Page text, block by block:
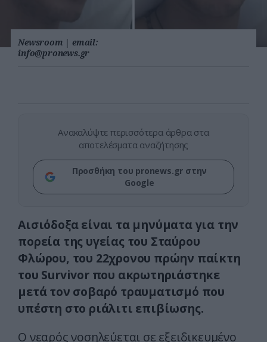
Newsroom | email:
info@pronews.gr
Ανακαλύψτε περισσότερα άρθρα στα
αποτελέσματα αναζήτησης
Προσθήκη του pronews.gr στην
Google
Αισιόδοξα είναι τα μηνύματα για την
πορεία της υγείας του Σταύρου
Φλώρου, του 22χρονου πρώην παίκτη
του Survivor που ακρωτηριάστηκε
μετά τον σοβαρό τραυματισμό που
υπέστη στο ριάλιτι επιβίωσης.
Ο νεαρός νοσηλεύεται σε εξειδικευμένο